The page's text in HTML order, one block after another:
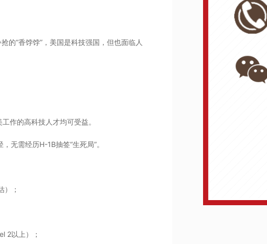
的“香饽饽”，美国是科技强国，但也面临人
作的高科技人才均可受益。
无需经历H-1B抽签“生死局”。
）；
2以上）；